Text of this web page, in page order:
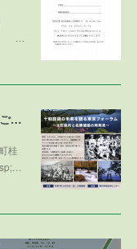
「十和田湖の未来を語る東京フォーラム ご寄付のお礼」
桂